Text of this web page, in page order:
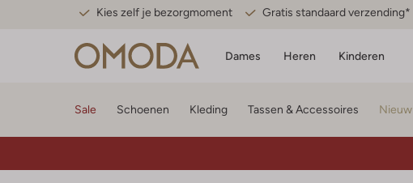
Kies zelf je bezorgmoment Gratis standaard verzending*
Dames Heren Kinderen
Sale Schoenen Kleding Tassen & Accessoires Nieuw